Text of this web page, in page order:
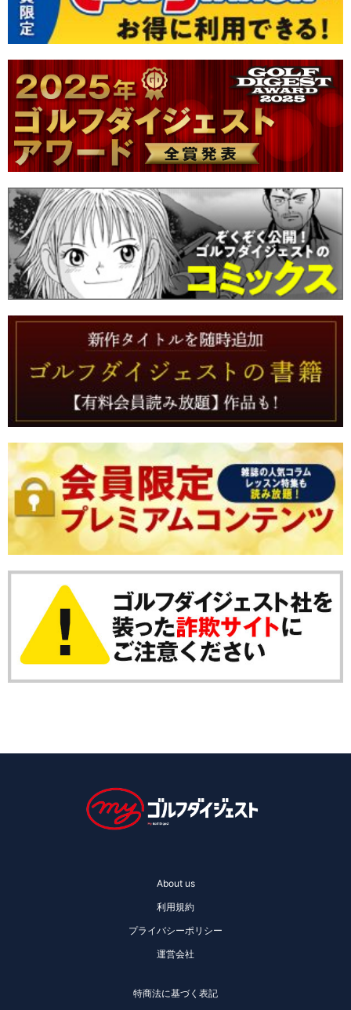
About us
利用規約
プライバシーポリシー
運営会社
特商法に基づく表記